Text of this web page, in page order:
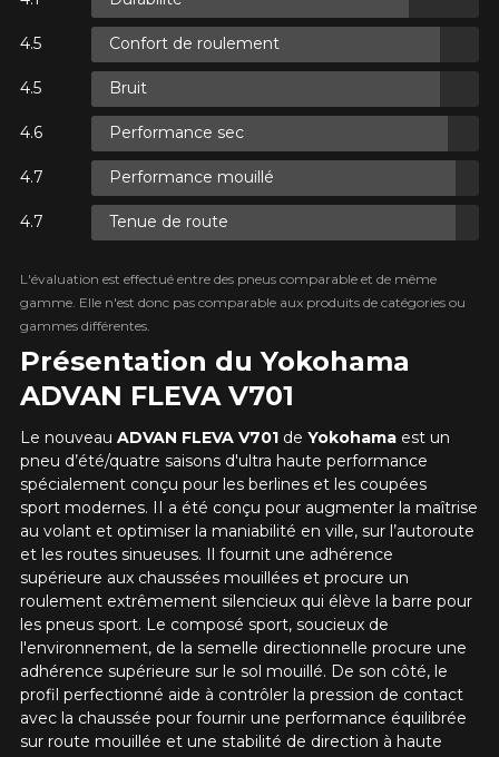
Présentation du Yokohama
ADVAN FLEVA V701
Le nouveau ADVAN FLEVA V701 de Yokohamaest un
pneu d’été/quatre saisons d'ultra haute performance
spécialement conçu pour les berlines et les coupées
sport modernes. II a été conçu pour augmenter la maîtrise
au volant et optimiser la maniabilité en ville, sur l’autoroute
et les routes sinueuses. Il fournit une adhérence
supérieure aux chaussées mouillées et procure un
roulement extrêmement silencieux qui élève la barre pour
les pneus sport. Le composé sport, soucieux de
l'environnement, de la semelle directionnelle procure une
adhérence supérieure sur le sol mouillé. De son côté, le
profil perfectionné aide à contrôler la pression de contact
avec la chaussée pour fournir une performance équilibrée
sur route mouillée et une stabilité de direction à haute
Confort de roulement
Bruit
Performance sec
Performance mouillé
Tenue de route
L'évaluation est effectué entre des pneus comparable et de même
gamme. Elle n'est donc pas comparable aux produits de catégories ou
gammes différentes.